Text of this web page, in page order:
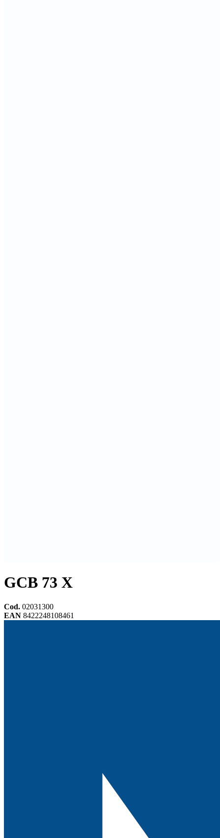
GCB 73 X
Cod. 02031300
EAN 8422248108461